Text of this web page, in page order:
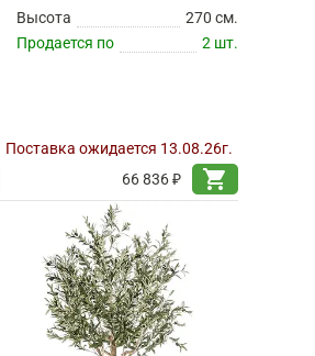
Высота
270 см.
Продается по
2 шт.
Поставка ожидается 13.08.26г.
66 836 ₽
shopping_cart